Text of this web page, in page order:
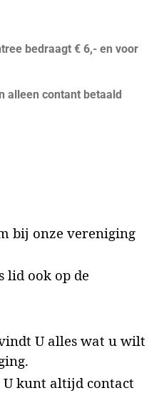
€ 6,- en voor
betaald
bij onze vereniging
lid ook op de
U alles wat u wilt
kunt altijd contact